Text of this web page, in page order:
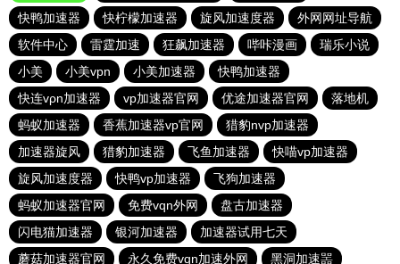
快鸭加速器
快柠檬加速器 旋风加速度器
外网网址导航
软件中心
雷霆加速 狂飙加速器 哔咔漫画
瑞乐小说
小美
小美vpn 小美加速器
快鸭加速器
快连vρn加速器
vp加速器官网 优途加速器官网
落地机
蚂蚁加速器
香蕉加速器vp官网
猎豹nvp加速器
加速器旋风
猎豹加速器 飞鱼加速器
快喵vp加速器
旋风加速度器
快鸭vp加速器
飞狗加速器
蚂蚁加速器官网
免费vqn外网
盘古加速器
闪电猫加速器
银河加速器
加速器试用七天
蘑菇加速器官网
永久免费vqn加速外网 黑洞加速噐